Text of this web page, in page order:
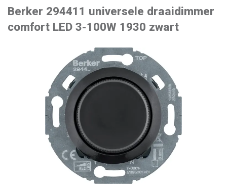
Berker 294411 universele draaidimmer
comfort LED 3-100W 1930 zwart